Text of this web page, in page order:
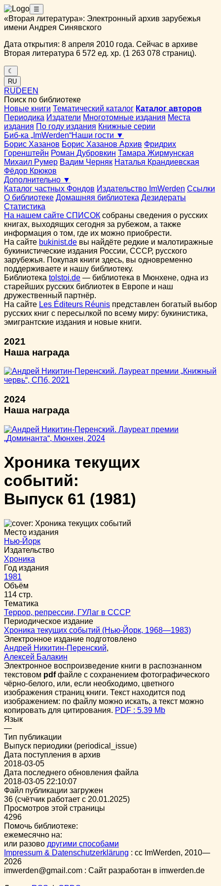
☰
«Вторая литература»: Электронный архив зарубежья
имени Андрея Синявского
Дата открытия: 8 апреля 2010 года. Сейчас в архиве
Вторая литература 6 572 ед. хр. (1 263 078 страниц).
☾
RU
RUDEEN
Поиск по библиотеке
Новые книги Тематический каталог Каталог авторов
Периодика Издатели Многотомные издания Места
издания По году издания Книжные серии
Биб-ка „ImWerden“Наши гости ▼
Борис Хазанов Борис Хазанов Архив Фридрих
Горенштейн Роман Дубровкин Тамара Жирмунская
Михаил Румер Вадим Черняк Наталья Крандиевская
Фёдор Крюков
Дополнительно ▼
Каталог частных Фондов Издательство ImWerden Ссылки
О библиотеке Домашняя библиотека Дезидераты
Статистика
На нашем сайте СПИСОК собраны сведения о русских
книгах, выходящих сегодня за рубежом, а также
информация о том, где их можно приобрести.
На сайте bukinist.de вы найдёте редкие и малотиражные
букинистические издания России, СССР, русского
зарубежья. Покупая книги здесь, вы одновременно
поддерживаете и нашу библиотеку.
Библиотека tolstoi.de — библиотека в Мюнхене, одна из
старейших русских библиотек в Европе и наш
дружественный партнёр.
На сайте Les Éditeurs Réunis представлен богатый выбор
русских книг с пересылкой по всему миру: букинистика,
эмигрантские издания и новые книги.
2021
Наша награда
2024
Наша награда
Хроника текущих
событий:
Выпуск 61 (1981)
Место издания
Нью-Йорк
Издательство
Хроника
Год издания
1981
Объём
114 стр.
Тематика
Террор, репрессии, ГУЛаг в СССР
Периодическое издание
Хроника текущих событий (Нью-Йорк, 1968—1983)
Электронное издание подготовлено
Андрей Никитин-Перенский,
Алексей Балакин
Электронное воспроизведение книги в распознанном
текстовом pdfфайле с сохранением фотографического
чёрно-белого, или, если необходимо, цветного
изображения страниц книги. Текст находится под
изображением: по файлу можно искать, а текст можно
копировать для цитирования. PDF : 5.39 Mb
Язык
—
Тип публикации
Выпуск периодики (periodical_issue)
Дата поступления в архив
2018-03-05
Дата последнего обновления файла
2018-03-05 22:10:07
Файл публикации загружен
36 (счётчик работает с 20.01.2025)
Просмотров этой страницы
4296
Помочь библиотеке:
ежемесячно на:
или разово другими способами
Impressum & Datenschutzerklärung : cc ImWerden, 2010—
2026
imwerden@gmail.com : Сайт разработан в imwerden.de